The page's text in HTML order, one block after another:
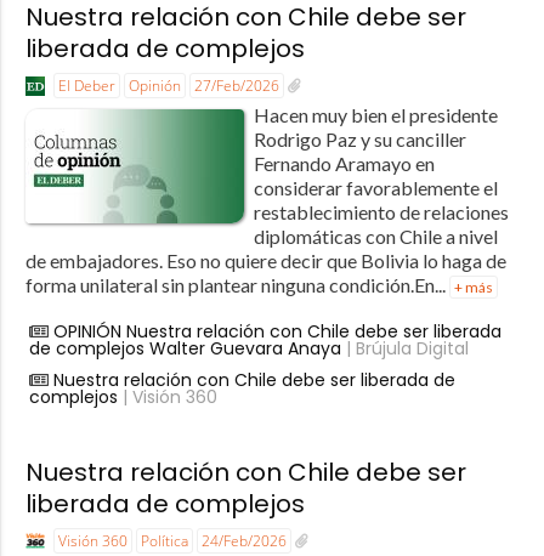
Nuestra relación con Chile debe ser
liberada de complejos
El Deber Opinión 27/Feb/2026
Hacen muy bien el presidente
Rodrigo Paz y su canciller
Fernando Aramayo en
considerar favorablemente el
restablecimiento de relaciones
diplomáticas con Chile a nivel
de embajadores. Eso no quiere decir que Bolivia lo haga de
forma unilateral sin plantear ninguna condición.En...
+ más
OPINIÓN Nuestra relación con Chile debe ser liberada
de complejos Walter Guevara Anaya | Brújula Digital
Nuestra relación con Chile debe ser liberada de
complejos | Visión 360
Nuestra relación con Chile debe ser
liberada de complejos
Visión 360 Política 24/Feb/2026